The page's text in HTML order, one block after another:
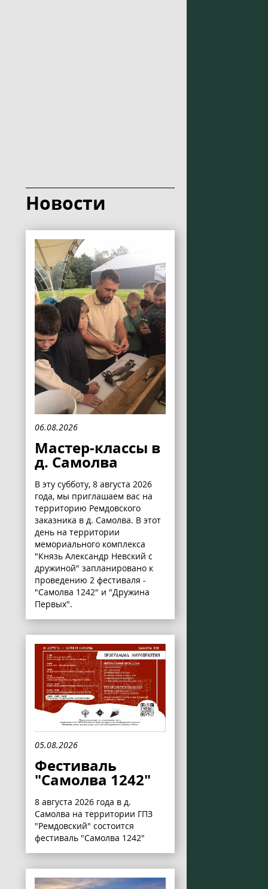
Новости
06.08.2026
Мастер-классы в
д. Самолва
В эту субботу, 8 августа 2026
года, мы приглашаем вас на
территорию Ремдовского
заказника в д. Самолва. В этот
день на территории
мемориального комплекса
"Князь Александр Невский с
дружиной" запланировано к
проведению 2 фестиваля -
"Самолва 1242" и "Дружина
Первых".
05.08.2026
Фестиваль
"Самолва 1242"
8 августа 2026 года в д.
Самолва на территории ГПЗ
"Ремдовский" состоится
фестиваль "Самолва 1242"